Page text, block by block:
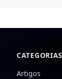
CATEGORIAS
Artigos